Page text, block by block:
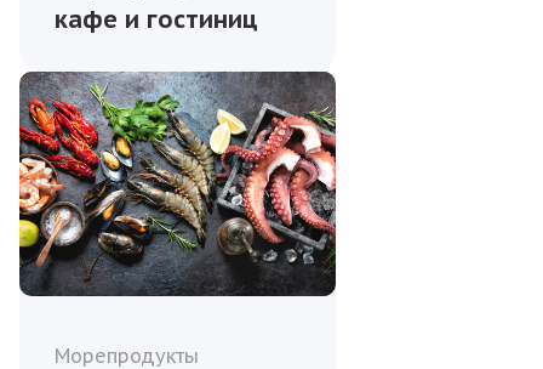
кафе и гостиниц
Морепродукты